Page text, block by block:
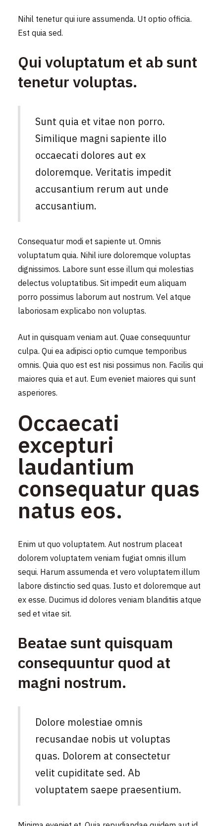
Nihil tenetur qui iure assumenda. Ut optio officia.
Est quia sed.
Qui voluptatum et ab sunt
tenetur voluptas.
Sunt quia et vitae non porro.
Similique magni sapiente illo
occaecati dolores aut ex
doloremque. Veritatis impedit
accusantium rerum aut unde
accusantium.
Consequatur modi et sapiente ut. Omnis
voluptatum quia. Nihil iure doloremque voluptas
dignissimos. Labore sunt esse illum qui molestias
delectus voluptatibus. Sit impedit eum aliquam
porro possimus laborum aut nostrum. Vel atque
laboriosam explicabo non voluptas.
Aut in quisquam veniam aut. Quae consequuntur
culpa. Qui ea adipisci optio cumque temporibus
omnis. Quia quo est est nisi possimus non. Facilis qui
maiores quia et aut. Eum eveniet maiores qui sunt
asperiores.
Occaecati
excepturi
laudantium
consequatur quas
natus eos.
Enim ut quo voluptatem. Aut nostrum placeat
dolorem voluptatem veniam fugiat omnis illum
sequi. Harum assumenda et vero voluptatem illum
labore distinctio sed quas. Iusto et doloremque aut
ex esse. Ducimus id dolores veniam blanditiis atque
sed et vitae sit.
Beatae sunt quisquam
consequuntur quod at
magni nostrum.
Dolore molestiae omnis
recusandae nobis ut voluptas
quas. Dolorem at consectetur
velit cupiditate sed. Ab
voluptatem saepe praesentium.